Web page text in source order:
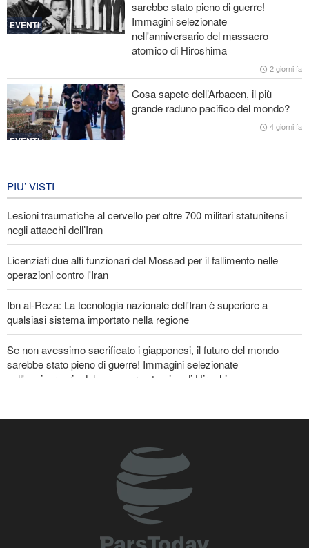
Un membro di spicco di Ansarullah: Le dichiarazioni del Consiglio
di Sicurezza non meritano attenzione
Araghchi ai Paesi vicini: È tempo di contare solo su noi stessi e di
abbracciare la vera fratellanza
Licenziati due alti funzionari del Mossad per il fallimento nelle
operazioni contro l'Iran
EVENTI
sarebbe stato pieno di guerre!
Immagini selezionate
nell'anniversario del massacro
atomico di Hiroshima
2 giorni fa
EVENTI
Cosa sapete dell’Arbaeen, il più
grande raduno pacifico del mondo?
4 giorni fa
EVENTI
PIU’ VISTI
Lesioni traumatiche al cervello per oltre 700 militari statunitensi
negli attacchi dell’Iran
Licenziati due alti funzionari del Mossad per il fallimento nelle
operazioni contro l'Iran
Ibn al-Reza: La tecnologia nazionale dell'Iran è superiore a
qualsiasi sistema importato nella regione
Se non avessimo sacrificato i giapponesi, il futuro del mondo
sarebbe stato pieno di guerre! Immagini selezionate
nell'anniversario del massacro atomico di Hiroshima
un fallimento
Araghchi ai Paesi vicini: È tempo di contare solo su noi stessi e di
abbracciare la vera fratellanza
Un membro di spicco di Ansarullah: Le dichiarazioni del Consiglio
di Sicurezza non meritano attenzione
Le Guardie della Rivoluzione: L’ammissione dei media stranieri